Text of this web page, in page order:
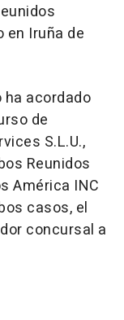
en Iruña de
ha acordado
de
S.L.U.,
Reunidos
América INC
casos, el
concursal a